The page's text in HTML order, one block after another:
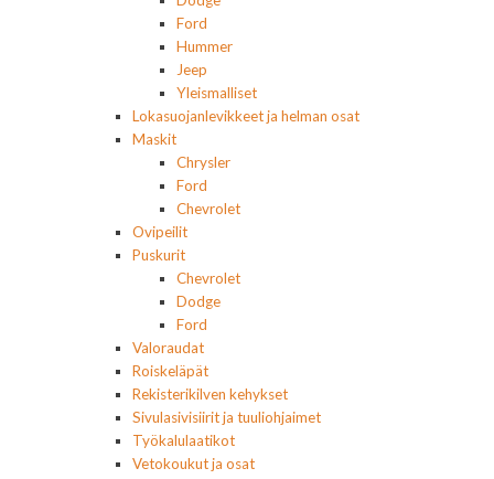
Ford
Hummer
Jeep
Yleismalliset
Lokasuojanlevikkeet ja helman osat
Maskit
Chrysler
Ford
Chevrolet
Ovipeilit
Puskurit
Chevrolet
Dodge
Ford
Valoraudat
Roiskeläpät
Rekisterikilven kehykset
Sivulasivisiirit ja tuuliohjaimet
Työkalulaatikot
Vetokoukut ja osat